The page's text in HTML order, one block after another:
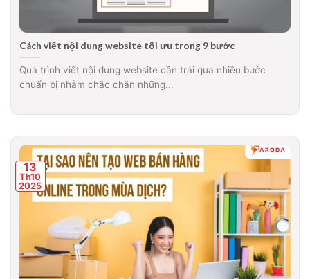
Cách viết nội dung website tối ưu trong 9 bước
Quá trình viết nội dung website cần trải qua nhiều bước
chuẩn bị nhằm chắc chắn những...
13
Th10
2025